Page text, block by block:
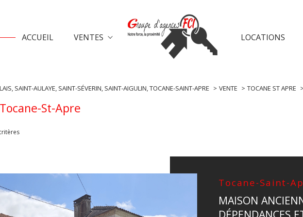
ACCUEIL VENTES LOCATIONS
Louer Estimer
SAINT-AULAYE, SAINT-SÉVERIN, SAINT-AIGULIN, TOCANE-SAINT-APRE VENTE TOCANE ST APRE
St-Apre
Tocane-Saint-
MAISON
DÉPENDANCES